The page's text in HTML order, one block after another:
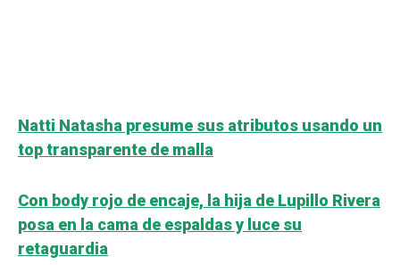
Natti Natasha presume sus atributos usando un
top transparente de malla
Con body rojo de encaje, la hija de Lupillo Rivera
posa en la cama de espaldas y luce su
retaguardia